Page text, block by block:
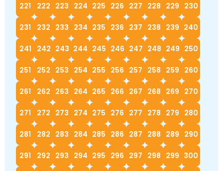
221 222 223 224 225 226 227 228 229 230
231 232 233 234 235 236 237 238 239 240
241 242 243 244 245 246 247 248 249 250
251 252 253 254 255 256 257 258 259 260
261 262 263 264 265 266 267 268 269 270
271 272 273 274 275 276 277 278 279 280
281 282 283 284 285 286 287 288 289 290
291 292 293 294 295 296 297 298 299 300